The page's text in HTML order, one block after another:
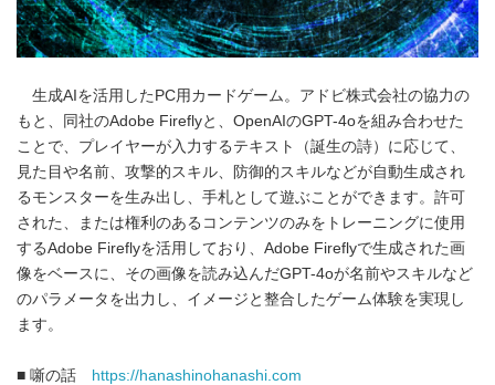
生成AIを活用したPC用カードゲーム。アドビ株式会社の協力の
もと、同社のAdobe Fireflyと、OpenAIのGPT-4oを組み合わせた
ことで、プレイヤーが入力するテキスト（誕生の詩）に応じて、
見た目や名前、攻撃的スキル、防御的スキルなどが自動生成され
るモンスターを生み出し、手札として遊ぶことができます。許可
された、または権利のあるコンテンツのみをトレーニングに使用
するAdobe Fireflyを活用しており、Adobe Fireflyで生成された画
像をベースに、その画像を読み込んだGPT-4oが名前やスキルなど
のパラメータを出力し、イメージと整合したゲーム体験を実現し
ます。
■ 噺の話 https://hanashinohanashi.com